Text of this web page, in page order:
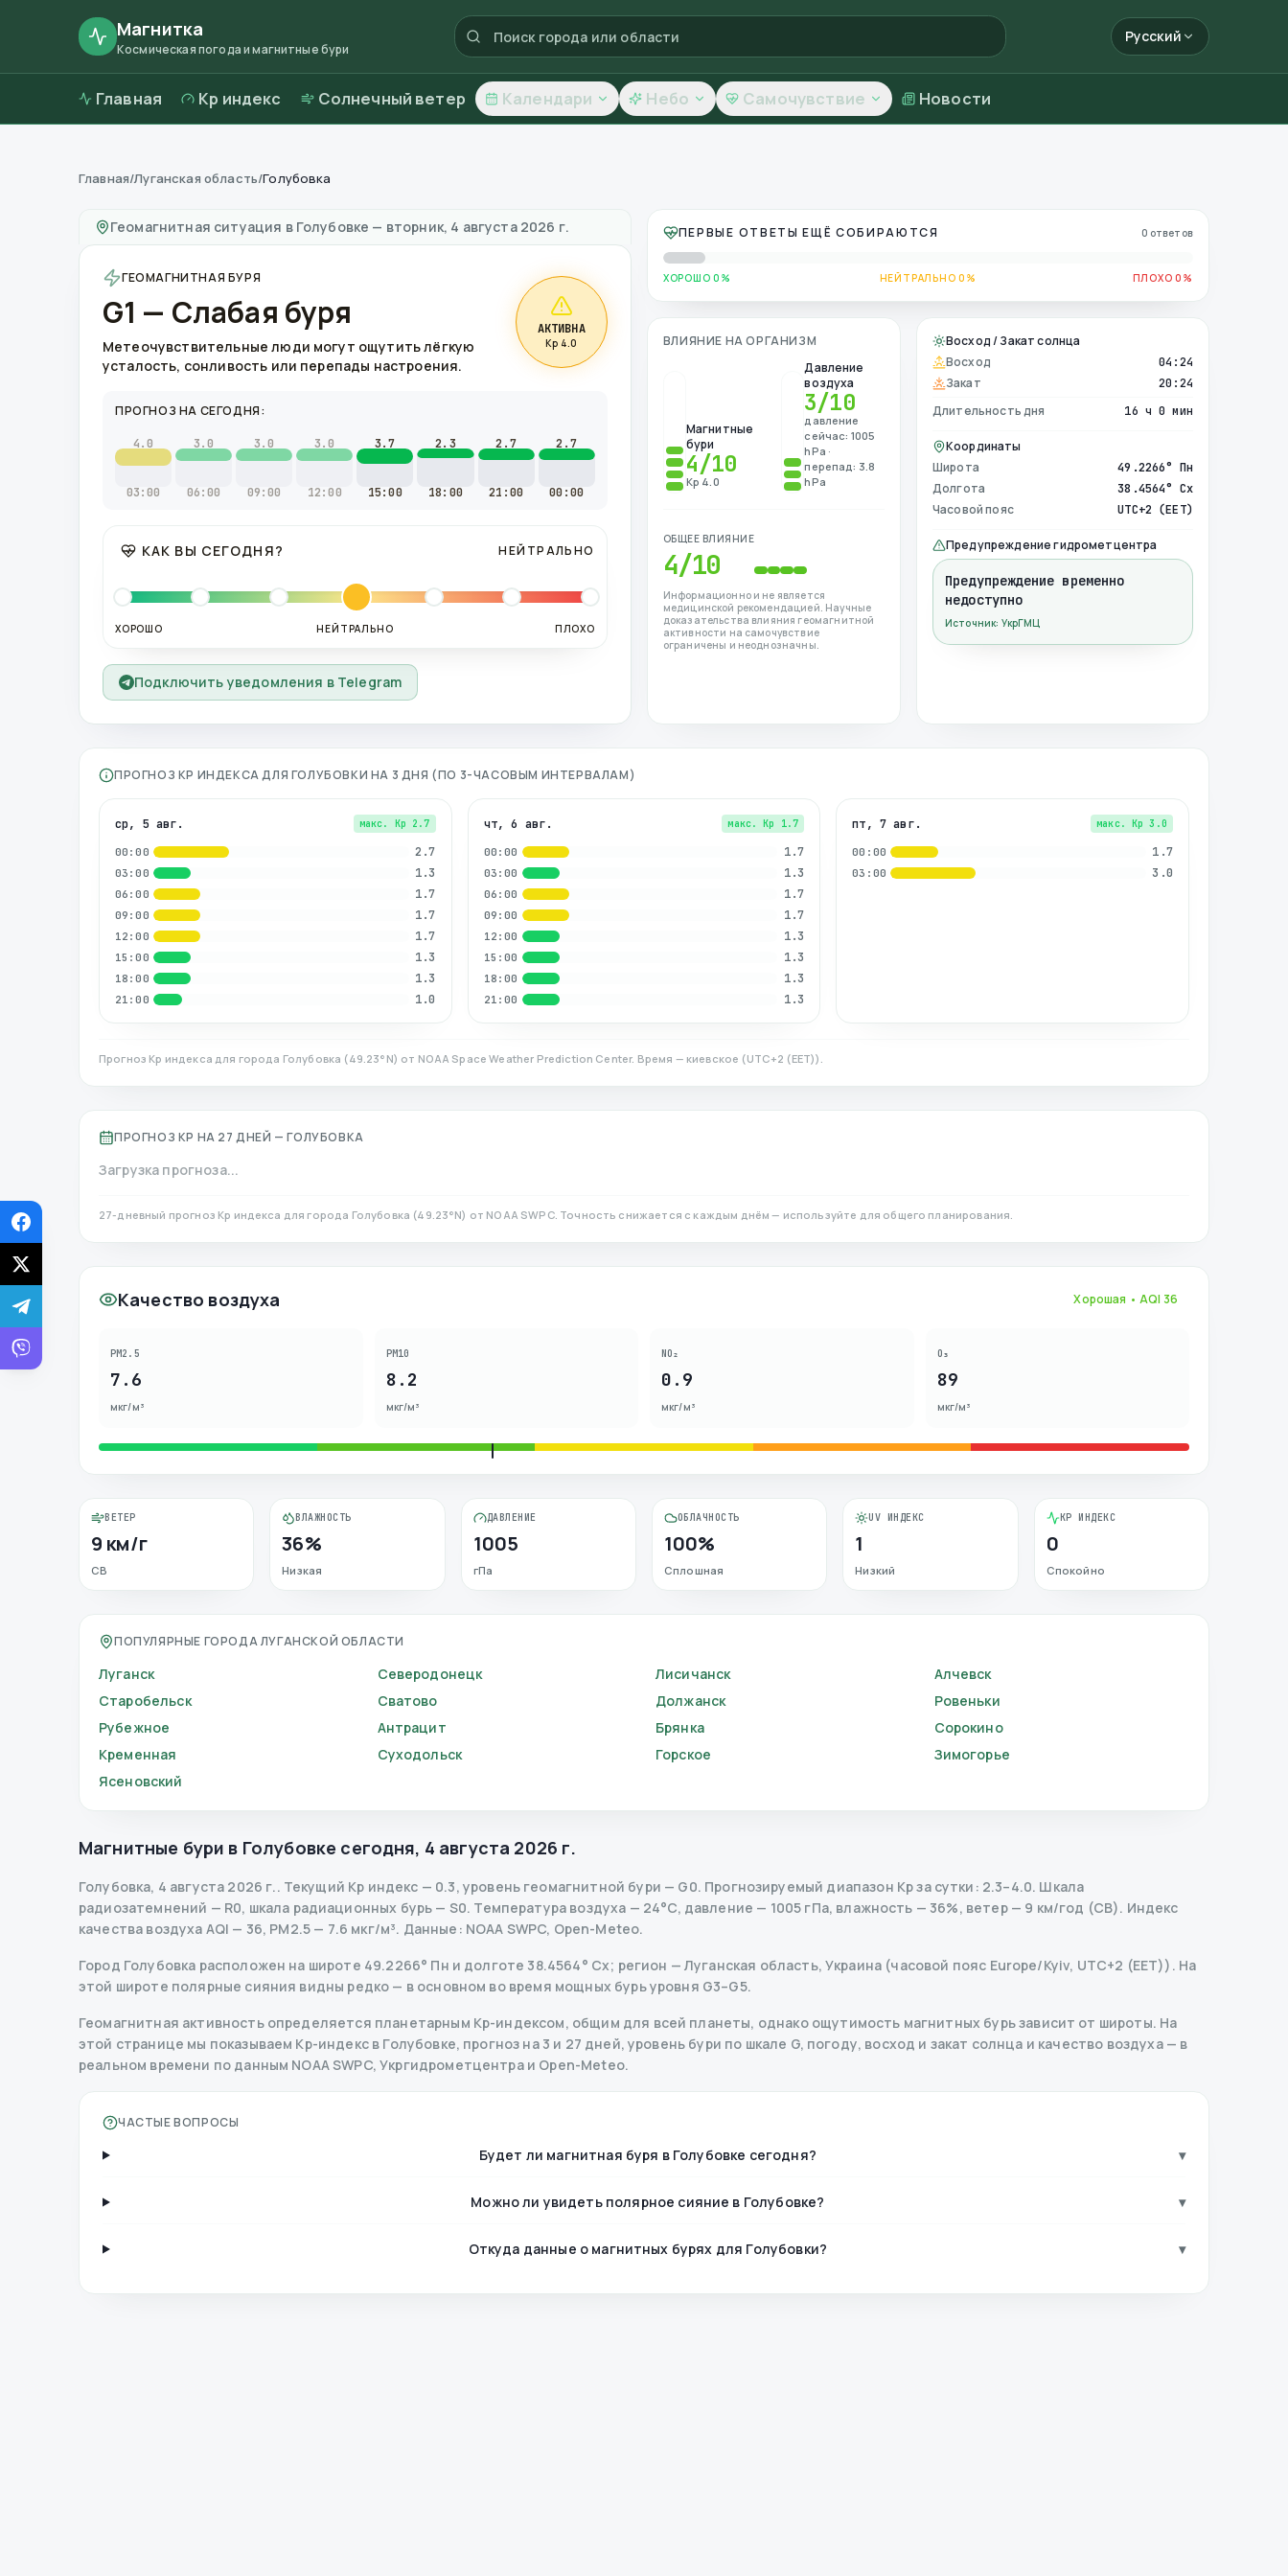
Магнитка
Космическая погода и магнитные бури
Русский
Главная Kp индекс Солнечный ветер Календари Небо Самочувствие Новости
Магнитные бури вГолубовке—погода и качество воздуха
Главная/Луганская область/Голубовка
Геомагнитная ситуация в Голубовке — вторник, 4 августа 2026 г.
ГЕОМАГНИТНАЯ БУРЯ
G1 — Слабая буря
Метеочувствительные люди могут ощутить лёгкую
усталость, сонливость или перепады настроения.
АКТИВНА
Kp 4.0
ПРОГНОЗ НА СЕГОДНЯ:
4.0
03:00
3.0
06:00
3.0
09:00
3.0
12:00
3.7
15:00
2.3
18:00
2.7
21:00
2.7
00:00
КАК ВЫ СЕГОДНЯ? НЕЙТРАЛЬНО
ХОРОШО НЕЙТРАЛЬНО ПЛОХО
Подключить уведомления в Telegram
ПЕРВЫЕ ОТВЕТЫ ЕЩЁ СОБИРАЮТСЯ 0 ответов
ХОРОШО 0% НЕЙТРАЛЬНО 0% ПЛОХО 0%
ВЛИЯНИЕ НА ОРГАНИЗМ
Магнитные
бури
4/10
Kp 4.0
Давление
воздуха
3/10
давление
сейчас: 1005
hPa ·
перепад: 3.8
hPa
ОБЩЕЕ ВЛИЯНИЕ
4/10
Информационно и не является
медицинской рекомендацией. Научные
доказательства влияния геомагнитной
активности на самочувствие
ограничены и неоднозначны.
Восход / Закат солнца
Восход
04:24
Закат 20:24
Длительность дня 16 ч 0 мин
Координаты
Широта
49.2266° Пн
Долгота 38.4564° Сх
Часовой пояс UTC+2 (EET)
Предупреждение гидрометцентра
Предупреждение временно
недоступно
Источник: УкрГМЦ
ПРОГНОЗ KP ИНДЕКСА ДЛЯ ГОЛУБОВКИ НА 3 ДНЯ (ПО 3-ЧАСОВЫМ ИНТЕРВАЛАМ)
ср, 5 авг. макс. Kp 2.7
00:00 2.7
03:00 1.3
06:00 1.7
09:00 1.7
12:00 1.7
15:00 1.3
18:00 1.3
21:00 1.0
чт, 6 авг. макс. Kp 1.7
00:00 1.7
03:00 1.3
06:00 1.7
09:00 1.7
12:00 1.3
15:00 1.3
18:00 1.3
21:00 1.3
пт, 7 авг. макс. Kp 3.0
00:00 1.7
03:00 3.0
Прогноз Kp индекса для города Голубовка (49.23°N) от NOAA Space Weather Prediction Center. Время — киевское (UTC+2 (EET)).
ПРОГНОЗ KP НА 27 ДНЕЙ — ГОЛУБОВКА
Загрузка прогноза...
27-дневный прогноз Kp индекса для города Голубовка (49.23°N) от NOAA SWPC. Точность снижается с каждым днём — используйте для общего планирования.
Качество воздуха Хорошая • AQI 36
PM2.5
7.6
мкг/м³
PM10
8.2
мкг/м³
NO₂
0.9
мкг/м³
O₃
89
мкг/м³
ВЕТЕР
9 км/г
СВ
ВЛАЖНОСТЬ
36%
Низкая
ДАВЛЕНИЕ
1005
гПа
ОБЛАЧНОСТЬ
100%
Сплошная
UV ИНДЕКС
1
Низкий
KP ИНДЕКС
0
Спокойно
ПОПУЛЯРНЫЕ ГОРОДА ЛУГАНСКОЙ ОБЛАСТИ
Луганск Северодонецк Лисичанск
Алчевск
Старобельск
Сватово Должанск
Ровеньки
Рубежное
Антрацит Брянка
Сорокино
Кременная
Суходольск Горское
Зимогорье
Ясеновский
Магнитные бури в Голубовке сегодня, 4 августа 2026 г.
Голубовка, 4 августа 2026 г.. Текущий Kp индекс — 0.3, уровень геомагнитной бури — G0. Прогнозируемый диапазон Kp за сутки: 2.3–4.0. Шкала
радиозатемнений — R0, шкала радиационных бурь — S0. Температура воздуха — 24°C, давление — 1005 гПа, влажность — 36%, ветер — 9 км/год (СВ). Индекс
качества воздуха AQI — 36, PM2.5 — 7.6 мкг/м³. Данные : NOAA SWPC, Open-Meteo.
Город Голубовка расположен на широте 49.2266° Пн и долготе 38.4564° Сх; регион — Луганская область, Украина (часовой пояс Europe/Kyiv, UTC+2 (EET)). На
этой широте полярные сияния видны редко — в основном во время мощных бурь уровня G3–G5.
Геомагнитная активность определяется планетарным Kp-индексом, общим для всей планеты, однако ощутимость магнитных бурь зависит от широты. На
этой странице мы показываем Kp-индекс в Голубовке, прогноз на 3 и 27 дней, уровень бури по шкале G, погоду, восход и закат солнца и качество воздуха — в
реальном времени по данным NOAA SWPC, Укргидрометцентра и Open-Meteo.
ЧАСТЫЕ ВОПРОСЫ
Будет ли магнитная буря в Голубовке сегодня? ▾
Можно ли увидеть полярное сияние в Голубовке? ▾
Откуда данные о магнитных бурях для Голубовки? ▾